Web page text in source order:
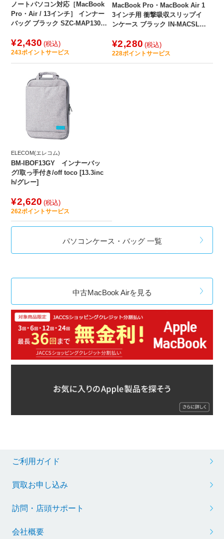
ノートパソコン対応［MacBook
Pro・Air / 13インチ］ インナー
バッグ ブラック SZC-MAP1304
¥2,430 (税込)
243ポイントサービス
MacBook Pro・MacBook Air 1
3インチ用 衝撃吸収スリップイ
ンケース ブラック IN-MACSL13
¥2,280 (税込)
228ポイントサービス
ELECOM(エレコム)
BM-IBOF13GY インナーバッ
グ/取っ手付き/off toco [13.3inc
h/グレー]
¥2,620 (税込)
262ポイントサービス
パソコンケース・バッグ 一覧
中古MacBook Airを見る
ご利用ガイド
買取お申し込み
訪問・店頭サポート
会社概要